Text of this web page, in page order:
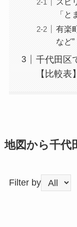
「
有楽
など”
千代田区
【比較表】
地図から千代
Filter by